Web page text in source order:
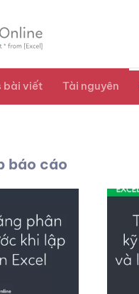
bài viết Tài nguyên
báo cáo